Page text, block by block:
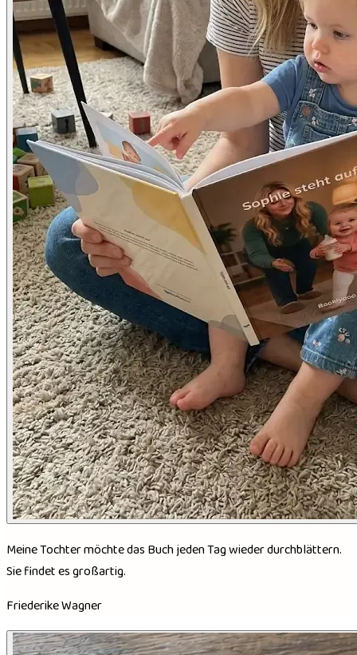
Meine Tochter möchte das Buch jeden Tag wieder durchblättern.
Sie findet es großartig.
Friederike Wagner